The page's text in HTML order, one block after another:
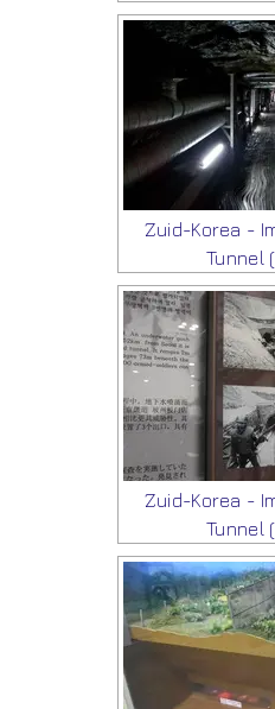
Zuid-Korea -
Tunnel
Zuid-Korea -
Tunnel